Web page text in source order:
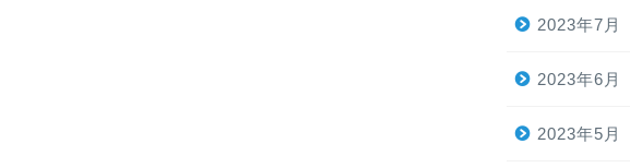
2023年7月
2023年6月
2023年5月